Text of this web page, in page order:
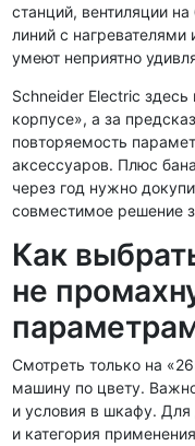
станций, вентиляции
линий с нагревателями
умеют неприятно
Schneider Electric
корпусе», а за
повторяемость
аксессуаров. Плюс
через год нужно
совместимое решение
Как
не
Смотреть только на
машину по цвету.
и условия в шкафу. Для
и категория